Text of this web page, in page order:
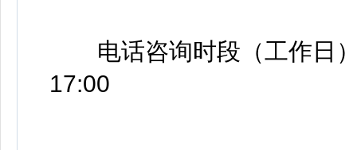
电话咨询时段（工作日）
17:00